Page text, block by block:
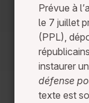
Prévue à
le 7 juillet
(PPL),
instaurer
défense
texte est